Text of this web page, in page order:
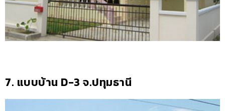
7. แบบบ้าน D-3 จ.ปทุมธานี